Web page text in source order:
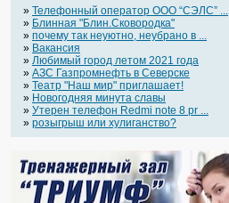
» Телефонный оператор OOO “СЭЛС” ...
» Блинная "Блин.Сковородка"
» почему так неуютно, неубрано в ...
» Вакансия
» Любимый город летом 2021 года
» АЗС Газпромнефть в Северске
» Театр "Наш мир" приглашает!
» Новогодняя минута славы
» Утерен телефон Redmi note 8 pr ...
» розыгрыш или хулиганство?